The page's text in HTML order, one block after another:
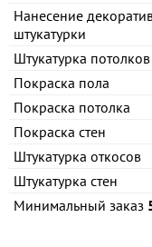
Нанесение
штукатурки
Штукатурка потолков
Покраска пола
Покраска потолка
Покраска стен
Штукатурка откосов
Штукатурка стен
Минимальный заказ